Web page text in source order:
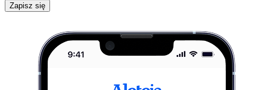
Zapisz się